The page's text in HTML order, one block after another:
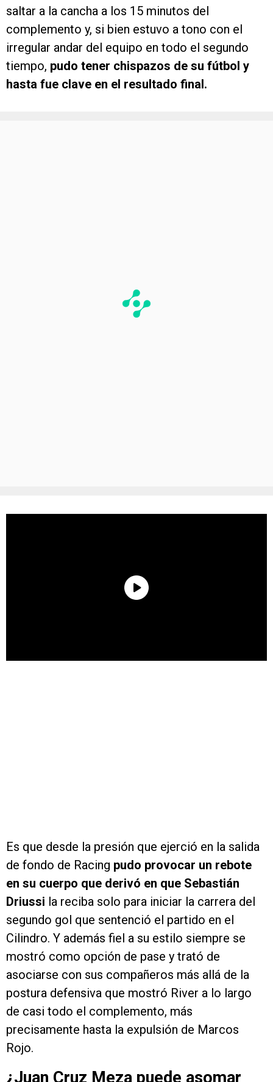
saltar a la cancha a los 15 minutos del
complemento y, si bien estuvo a tono con el
irregular andar del equipo en todo el segundo
tiempo, pudo tener chispazos de su fútbol y
hasta fue clave en el resultado final.
Es que desde la presión que ejerció en la salida
de fondo de Racing pudo provocar un rebote
en su cuerpo que derivó en que Sebastián
Driussi la reciba solo para iniciar la carrera del
segundo gol que sentenció el partido en el
Cilindro. Y además fiel a su estilo siempre se
mostró como opción de pase y trató de
asociarse con sus compañeros más allá de la
postura defensiva que mostró River a lo largo
de casi todo el complemento, más
precisamente hasta la expulsión de Marcos
Rojo.
¿Juan Cruz Meza puede asomar